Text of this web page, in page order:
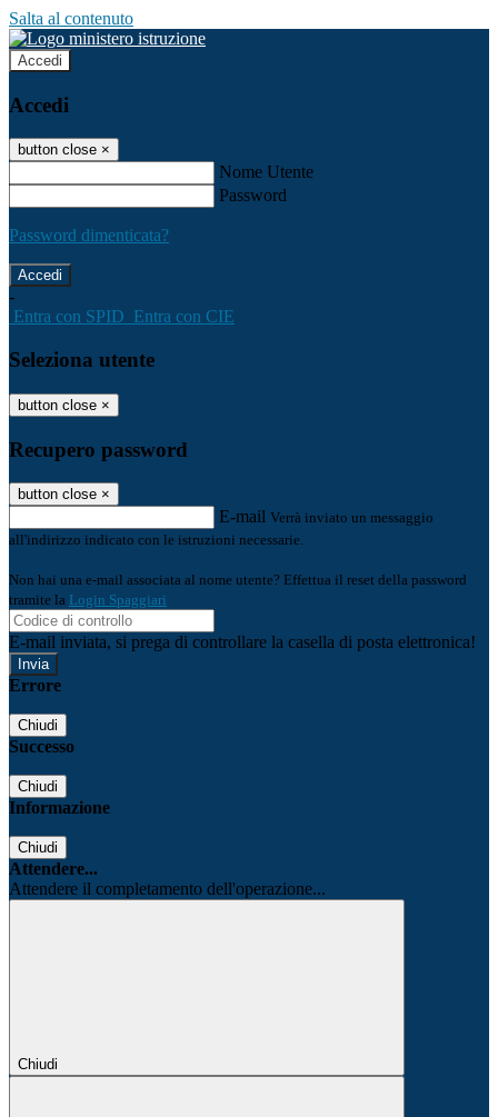
Salta al contenuto
Accedi
Accedi
button close ×
Nome Utente
Password
Password dimenticata?
-
Entra con SPID Entra con CIE
Seleziona utente
button close ×
Recupero password
button close ×
E-mail Verrà inviato un messaggio
all'indirizzo indicato con le istruzioni necessarie.
Non hai una e-mail associata al nome utente? Effettua il reset della password
tramite la Login Spaggiari
E-mail inviata, si prega di controllare la casella di posta elettronica!
Errore
Chiudi
Successo
Chiudi
Informazione
Chiudi
Attendere...
Attendere il completamento dell'operazione...
Chiudi